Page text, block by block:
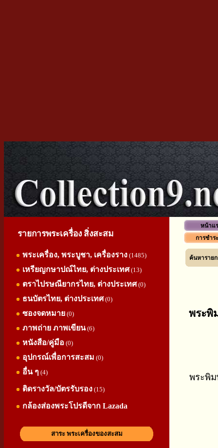
รายการพระเครื่อง สิ่งสะสม
พระเครื่อง, พระบูชา, เครื่องราง (1485)
เหรียญกษาปณ์ไทย, ต่างประเทศ(13)
ตราไปรษณียากรไทย, ต่างประเทศ(0)
ธนบัตรไทย, ต่างประเทศ(0)
ซองจดหมาย (0)
ภาพถ่าย ภาพเขียน(6)
หนังสือ/คู่มือ (0)
อุปกรณ์เพื่อการสะสม (0)
อื่น ๆ (4)
ติดรางวัล/บัตรรับรอง (15)
กล้องส่องพระโปรดีจาก Lazada
สาระ พระเครื่องของสะสม
หน้าแ
การชำร
ค้นหารายก
พระพิ
พระพิม